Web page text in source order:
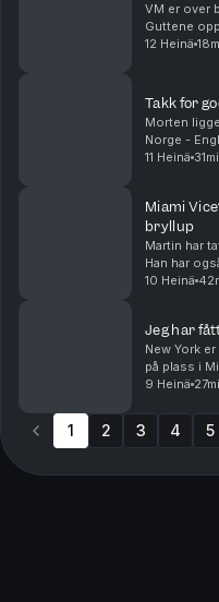
VM er over
Guttene
12 Heinä
Takk for
Morten
Norge -
11 Heinä
Miami
bryllup
Martin har
Han har
10 Heinä
Jeg har
New York
på plass i
9 Heinä
1 2 3 4 5